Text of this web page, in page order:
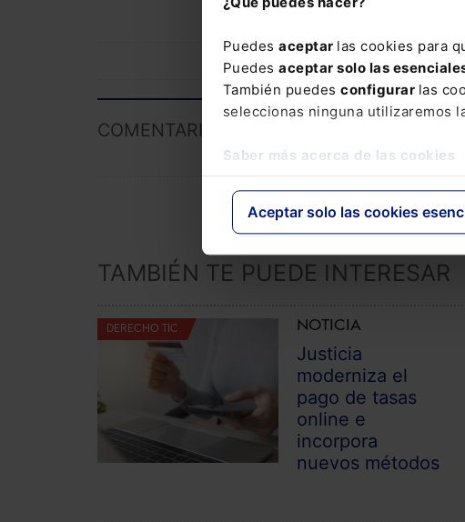
Puedes aceptar las cookies para
Puedes aceptar solo las
También puedes configurar las
seleccionas ninguna utilizaremos
Saber más acerca de las cookies
Aceptar solo las cookies
COMENTARIOS
TAMBIÉN TE PUEDE INTERESAR
DERECHO TIC NOTICIA
Justicia
moderniza el
pago de tasas
online e
incorpora
nuevos métodos